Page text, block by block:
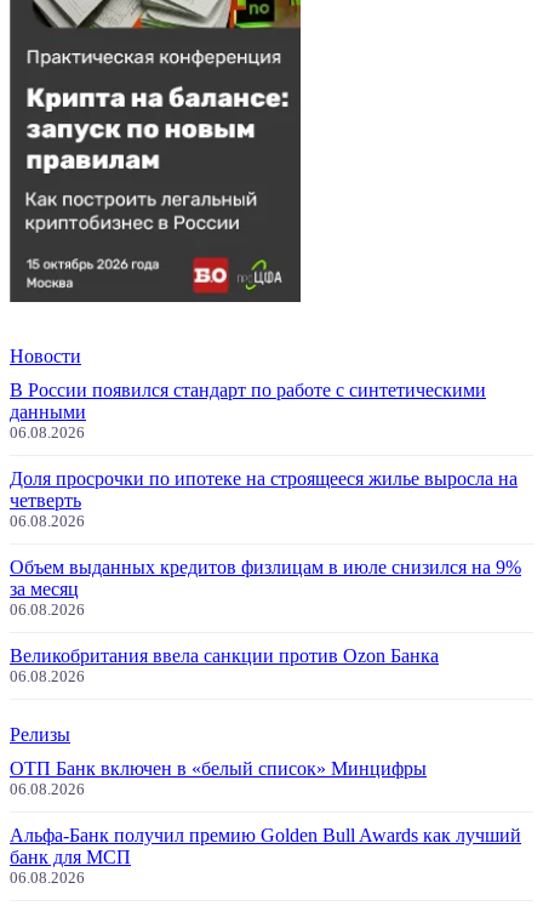
Новости
В России появился стандарт по работе с синтетическими
данными
06.08.2026
Доля просрочки по ипотеке на строящееся жилье выросла на
четверть
06.08.2026
Объем выданных кредитов физлицам в июле снизился на 9%
за месяц
06.08.2026
Великобритания ввела санкции против Ozon Банка
06.08.2026
Релизы
ОТП Банк включен в «белый список» Минцифры
06.08.2026
Альфа-Банк получил премию Golden Bull Awards как лучший
банк для МСП
06.08.2026